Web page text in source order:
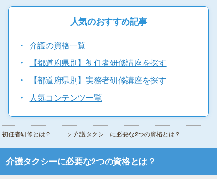
人気のおすすめ記事
・ 介護の資格一覧
・
【都道府県別】初任者研修講座を探す
・
【都道府県別】実務者研修講座を探す
・
人気コンテンツ一覧
初任者研修とは？ > 介護タクシーに必要な2つの資格とは？
介護タクシーに必要な2つの資格とは？